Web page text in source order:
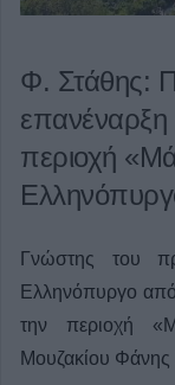
Φ. Στάθης:
περιοχή
Γνώστης του
Ελληνόπυργο
την περιοχή
Μουζακίου Φάνης